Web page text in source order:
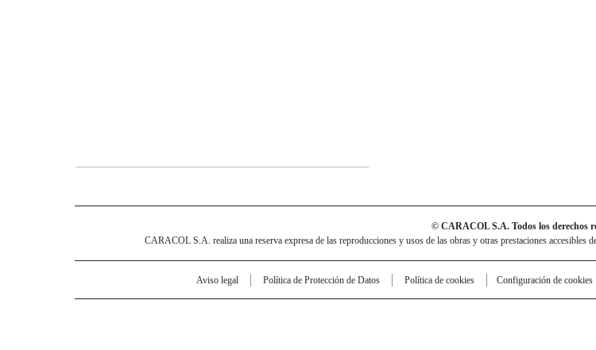
© CARACOL S.A. Todos los derechos
CARACOL S.A. realiza una reserva expresa de las reproducciones y usos de las obras y otras prestaciones accesibles
Aviso legal Política de Protección de Datos Política de cookies Configuración de cookies